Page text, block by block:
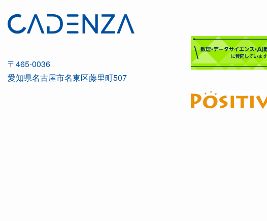
〒465-0036
愛知県名古屋市名東区藤里町507